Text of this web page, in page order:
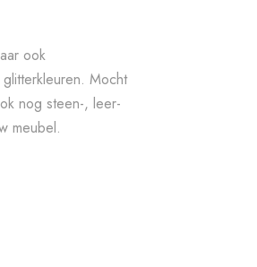
ook
Mocht
nog steen-, leer-
meubel.